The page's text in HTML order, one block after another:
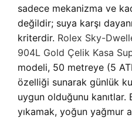
sadece mekanizma ve
değildir; suya karşı
kriterdir. Rolex Sky-
904L Gold Çelik Kasa
modeli, 50 metreye (5
özelliği sunarak günlük
uygun olduğunu kanıtlar.
yıkamak, yoğun yağmur